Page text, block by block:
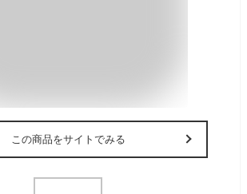
この商品をサイトでみる